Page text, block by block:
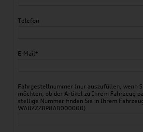
Telefon
E-Mail*
Fahrgestellnummer (nur auszufüllen, wenn
möchten, ob der Artikel zu Ihrem Fahrzeug
stellige Nummer finden Sie in Ihrem
WAUZZZ8P8AB000000)